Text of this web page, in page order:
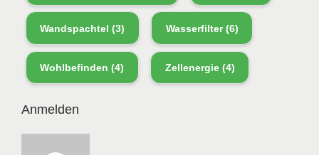
Wandspachtel (3) Wasserfilter(6)
Wohlbefinden (4) Zellenergie(4)
Anmelden